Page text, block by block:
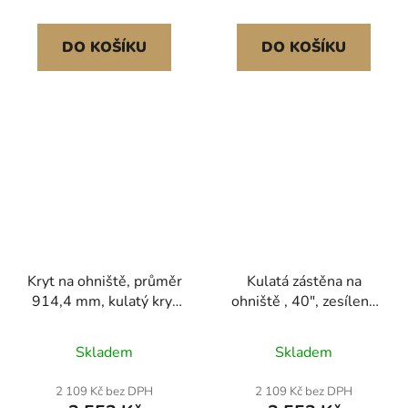
příslušenství
DO KOŠÍKU
ohniště na terasu a
zahradu
DO KOŠÍKU
Kryt na ohniště, průměr
914,4 mm, kulatý kryt
příslušenství, kovový
kryt na ohniště, snadno
otevíratelné kryty na
ohniště z nerezové oceli
Skladem
2 109 Kč bez DPH
Kulatá zástěna na
ohniště , 40", zesílený
oceli, venkovní víko
ohniště, snadno
otevíratelné horní
kulaté kryty s kruhovou
Skladem
2 109 Kč bez DPH